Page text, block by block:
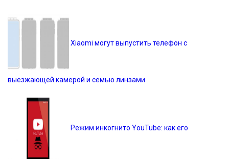
Xiaomi могут выпустить телефон с
выезжающей камерой и семью линзами
Режим инкогнито YouTube: как его